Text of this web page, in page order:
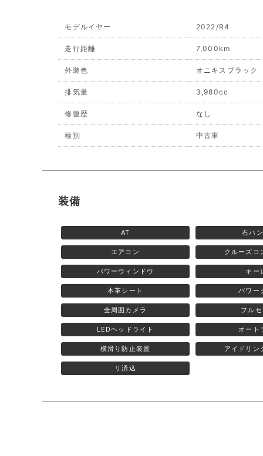
モデルイヤー 2022/R4
走行距離 7,000km
外装色 オニキスブラック
排気量 3,980cc
修復歴 なし
種別 中古車
装備
AT 右ハ
エアコン クルーズコ
パワーウィンドウ キー
本革シート パワー
全周囲カメラ フル
LEDヘッドライト オート
横滑り防止装置 アイドリン
リ済込